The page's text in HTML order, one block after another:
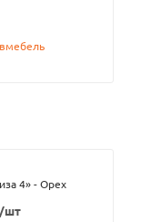
4» - Орех
/шт